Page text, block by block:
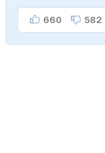
660 582